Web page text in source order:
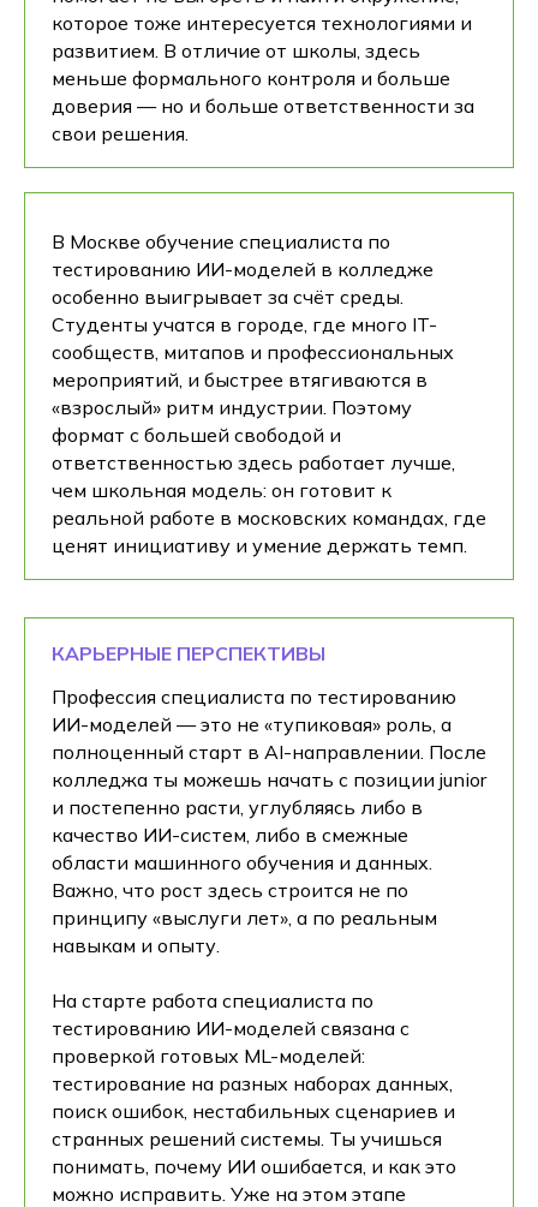
которое тоже интересуется технологиями и
развитием. В отличие от школы, здесь
меньше формального контроля и больше
доверия — но и больше ответственности за
свои решения.
В Москве обучение специалиста по
тестированию ИИ-моделей в колледже
особенно выигрывает за счёт среды.
Студенты учатся в городе, где много IT-
сообществ, митапов и профессиональных
мероприятий, и быстрее втягиваются в
«взрослый» ритм индустрии. Поэтому
формат с большей свободой и
ответственностью здесь работает лучше,
чем школьная модель: он готовит к
реальной работе в московских командах, где
ценят инициативу и умение держать темп.
КАРЬЕРНЫЕ ПЕРСПЕКТИВЫ
Профессия специалиста по тестированию
ИИ-моделей — это не «тупиковая» роль, а
полноценный старт в AI-направлении. После
колледжа ты можешь начать с позиции junior
и постепенно расти, углубляясь либо в
качество ИИ-систем, либо в смежные
области машинного обучения и данных.
Важно, что рост здесь строится не по
принципу «выслуги лет», а по реальным
навыкам и опыту.
На старте работа специалиста по
тестированию ИИ-моделей связана с
проверкой готовых ML-моделей:
тестирование на разных наборах данных,
поиск ошибок, нестабильных сценариев и
странных решений системы. Ты учишься
понимать, почему ИИ ошибается, и как это
можно исправить. Уже на этом этапе